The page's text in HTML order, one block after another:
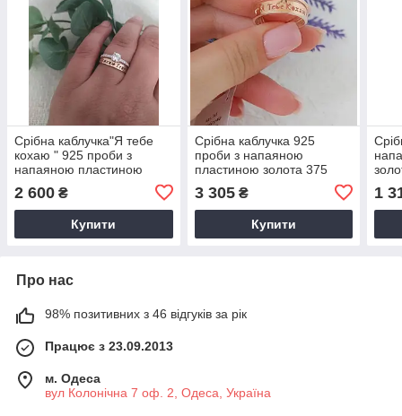
Срібна каблучка"Я тебе
кохаю " 925 проби з
напаяною пластиною
2 600 ₴
Купити
Срібна каблучка 925
проби з напаяною
пластиною золота 375
3 305₴
Купити
1
Про нас
98% позитивних з 46 відгуків за рік
Працює з 23.09.2013
м. Одеса
вул Колонічна 7 оф. 2, Одеса, Україна